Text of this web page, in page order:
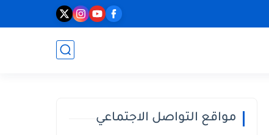
مواقع التواصل الاجتماعي